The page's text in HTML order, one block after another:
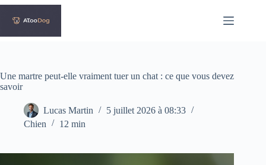
Passer
contenu
Une martre peut-elle vraiment tuer un chat : ce que vous devez
savoir
Lucas Martin
5 juillet 2026 à 08:33
Chien
12 min